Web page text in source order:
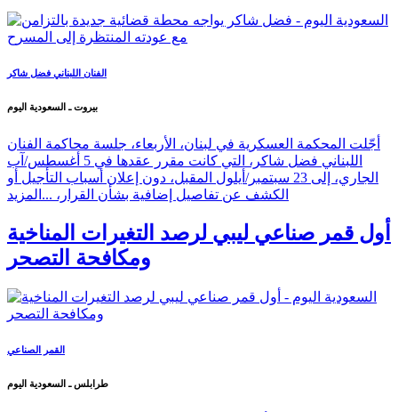
الفنان اللبناني فضل شاكر
بيروت ـ السعودية اليوم
أجّلت المحكمة العسكرية في لبنان، الأربعاء، جلسة محاكمة الفنان
اللبناني فضل شاكر، التي كانت مقرر عقدها في 5 أغسطس/آب
الجاري، إلى 23 سبتمبر/أيلول المقبل، دون إعلان أسباب التأجيل أو
الكشف عن تفاصيل إضافية بشأن القرار، ... المزيد
أول قمر صناعي ليبي لرصد التغيرات المناخية
ومكافحة التصحر
القمر الصناعي
طرابلس ـ السعودية اليوم